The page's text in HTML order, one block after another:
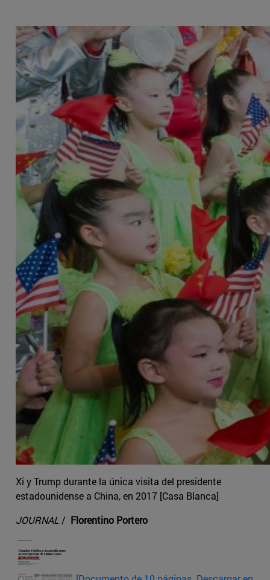
Xi y Trump durante la única visita del presidente
estadounidense a China, en 2017 [Casa Blanca]
JOURNAL / Florentino Portero